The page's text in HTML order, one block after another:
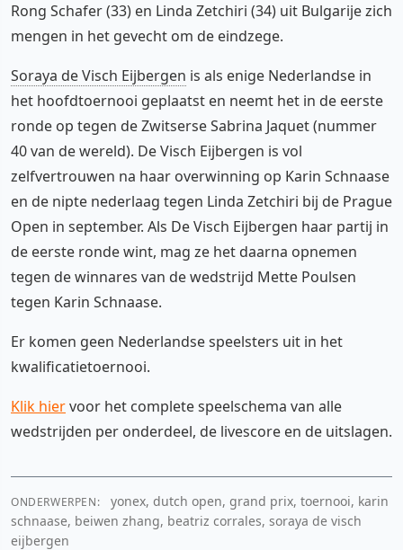
Rong Schafer (33) en Linda Zetchiri (34) uit Bulgarije zich
mengen in het gevecht om de eindzege.
Soraya de Visch Eijbergen is als enige Nederlandse in
het hoofdtoernooi geplaatst en neemt het in de eerste
ronde op tegen de Zwitserse Sabrina Jaquet (nummer
40 van de wereld). De Visch Eijbergen is vol
zelfvertrouwen na haar overwinning op Karin Schnaase
en de nipte nederlaag tegen Linda Zetchiri bij de Prague
Open in september. Als De Visch Eijbergen haar partij in
de eerste ronde wint, mag ze het daarna opnemen
tegen de winnares van de wedstrijd Mette Poulsen
tegen Karin Schnaase.
Er komen geen Nederlandse speelsters uit in het
kwalificatietoernooi.
Klik hiervoor het complete speelschema van alle
wedstrijden per onderdeel, de livescore en de uitslagen.
ONDERWERPEN:
yonex, dutch open, grand prix, toernooi, karin
schnaase, beiwen zhang, beatriz corrales, soraya de visch
eijbergen